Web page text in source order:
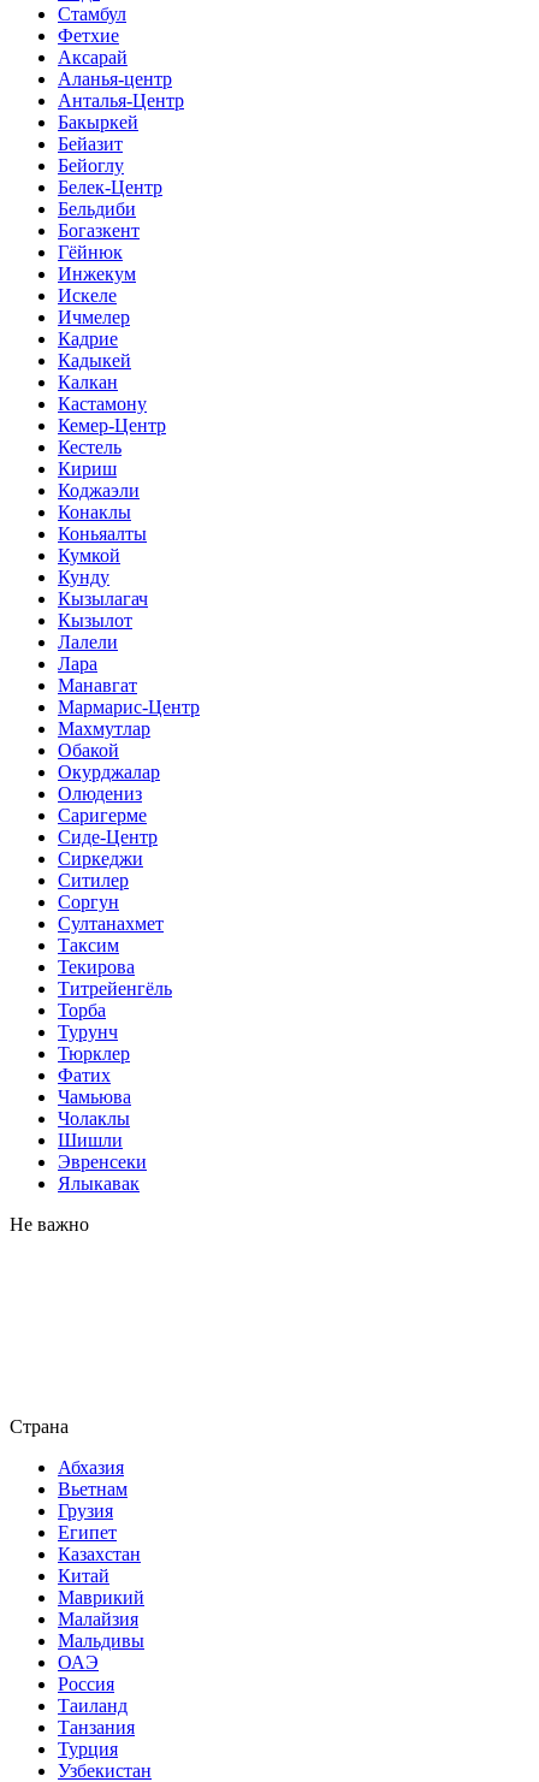
Стамбул
Фетхие
Аксарай
Аланья-центр
Анталья-Центр
Бакыркей
Бейазит
Бейоглу
Белек-Центр
Бельдиби
Богазкент
Гёйнюк
Инжекум
Искеле
Ичмелер
Кадрие
Кадыкей
Калкан
Кастамону
Кемер-Центр
Кестель
Кириш
Коджаэли
Конаклы
Коньяалты
Кумкой
Кунду
Кызылагач
Кызылот
Лалели
Лара
Манавгат
Мармарис-Центр
Махмутлар
Обакой
Окурджалар
Олюдениз
Саригерме
Сиде-Центр
Сиркеджи
Ситилер
Соргун
Султанахмет
Таксим
Текирова
Титрейенгёль
Торба
Турунч
Тюрклер
Фатих
Чамьюва
Чолаклы
Шишли
Эвренсеки
Ялыкавак
Не важно
Страна
Абхазия
Вьетнам
Грузия
Египет
Казахстан
Китай
Маврикий
Малайзия
Мальдивы
ОАЭ
Россия
Таиланд
Танзания
Турция
Узбекистан